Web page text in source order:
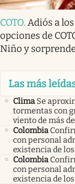
COTO. Adiós a
opciones de
Niño y
Las más
Clima Se
tormentas con
viento de más
Colombia
con personal
existencia de
Colombia
con personal
existencia de